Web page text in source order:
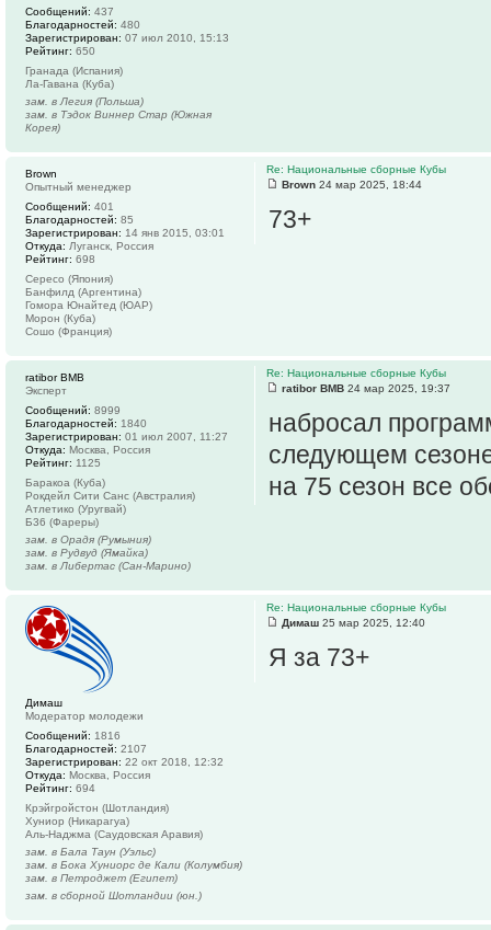
Сообщений: 437
Благодарностей: 480
Зарегистрирован: 07 июл 2010, 15:13
Рейтинг: 650
Гранада (Испания)
Ла-Гавана (Куба)
зам. в Легия (Польша)
зам. в Тэдок Виннер Стар (Южная
Корея)
Re: Национальные сборные Кубы
Brown 24 мар 2025, 18:44
73+
Brown
Опытный менеджер
Сообщений: 401
Благодарностей: 85
Зарегистрирован: 14 янв 2015, 03:01
Откуда: Луганск, Россия
Рейтинг: 698
Сересо (Япония)
Банфилд (Аргентина)
Гомора Юнайтед (ЮАР)
Морон (Куба)
Сошо (Франция)
Re: Национальные сборные Кубы
ratibor BMB 24 мар 2025, 19:37
набросал
следующем
на 75 сезон все
ratibor BMB
Эксперт
Сообщений: 8999
Благодарностей: 1840
Зарегистрирован: 01 июл 2007, 11:27
Откуда: Москва, Россия
Рейтинг: 1125
Баракоа (Куба)
Рокдейл Сити Санс (Австралия)
Атлетико (Уругвай)
Б36 (Фареры)
зам. в Орадя (Румыния)
зам. в Рудвуд (Ямайка)
зам. в Либертас (Сан-Марино)
Re: Национальные сборные Кубы
Димаш 25 мар 2025, 12:40
Я за 73+
Димаш
Модератор молодежи
Сообщений: 1816
Благодарностей: 2107
Зарегистрирован: 22 окт 2018, 12:32
Откуда: Москва, Россия
Рейтинг: 694
Крэйгройстон (Шотландия)
Хуниор (Никарагуа)
Аль-Наджма (Саудовская Аравия)
зам. в Бала Таун (Уэльс)
зам. в Бока Хуниорс де Кали (Колумбия)
зам. в Петроджет (Египет)
зам. в сборной Шотландии (юн.)